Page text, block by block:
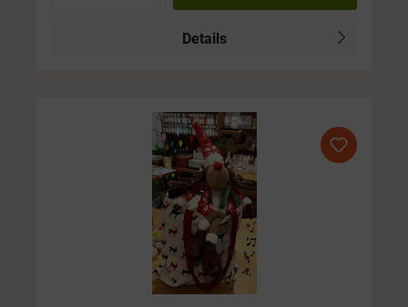
Details